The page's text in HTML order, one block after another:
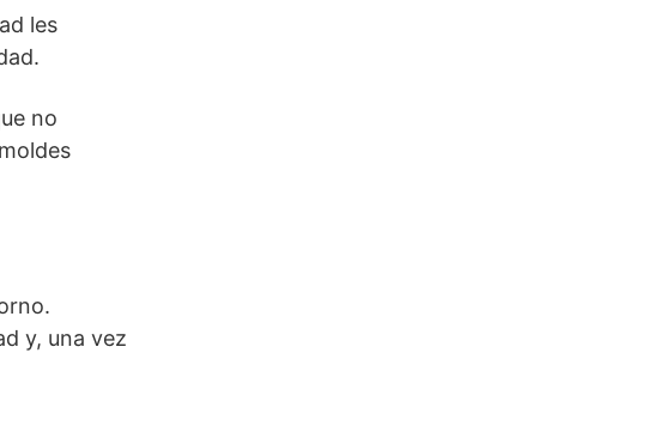
les
no
y, una vez